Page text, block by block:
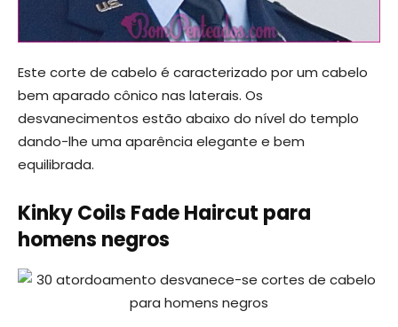
Este corte de cabelo é caracterizado por um cabelo
bem aparado cônico nas laterais. Os
desvanecimentos estão abaixo do nível do templo
dando-lhe uma aparência elegante e bem
equilibrada.
Kinky Coils Fade Haircut para
homens negros